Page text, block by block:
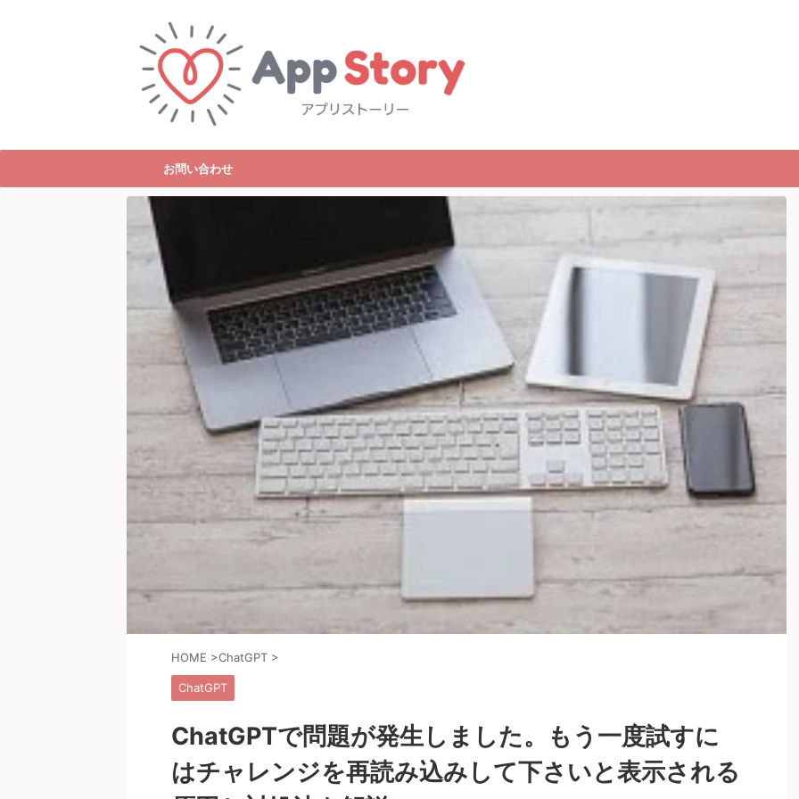
お問い合わせ
HOME >ChatGPT >
ChatGPT
ChatGPTで問題が発生しました。もう一度試すに
はチャレンジを再読み込みして下さいと表示される